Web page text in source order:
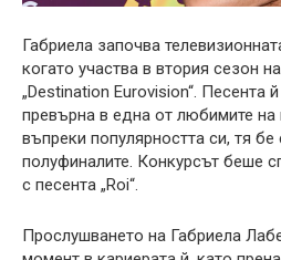
Габриела започва
когато участва в втория сезон
„Destination Eurovision“. Песента
превърна в една от любимите на
въпреки популярността си, тя бе
полуфиналите. Конкурсът беше
с песента „Roi“.
Прослушването на Габриела